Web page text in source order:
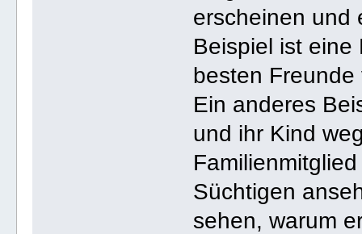
erscheinen und
Beispiel ist
besten
Ein anderes
und ihr Kind
Süchtigen
sehen, warum